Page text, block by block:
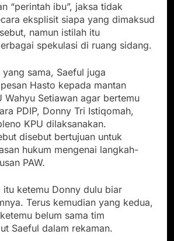
“perintah ibu”, jaksa tidak
eksplisit siapa yang dimaksud
namun istilah itu
spekulasi di ruang sidang.
sama, Saeful juga
Hasto kepada mantan
Wahyu Setiawan agar bertemu
PDIP, Donny Tri Istiqomah,
KPU dilaksanakan.
disebut bertujuan untuk
hukum mengenai langkah-
PAW.
itu ketemu Donny dulu biar
Terus kemudian yang kedua,
belum sama tim
Saeful dalam rekaman.